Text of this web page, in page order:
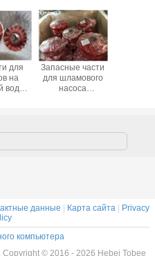
для
на
воде в
Запасные части
для шламового
насоса
данные | Карта сайта | Privacy
компьютера
Copyright © 2016 - 2026 Hebei Tobee